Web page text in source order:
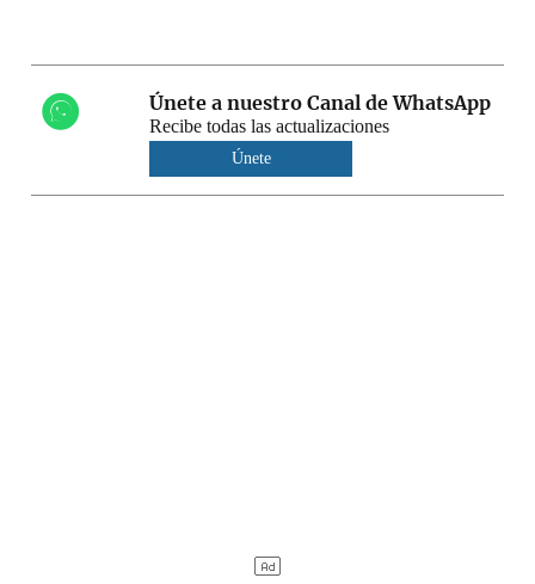
Únete a nuestro Canal de WhatsApp
Recibe todas las actualizaciones
Únete